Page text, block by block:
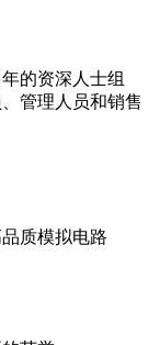
的资深人士组
管理人员和销售
质模拟电路